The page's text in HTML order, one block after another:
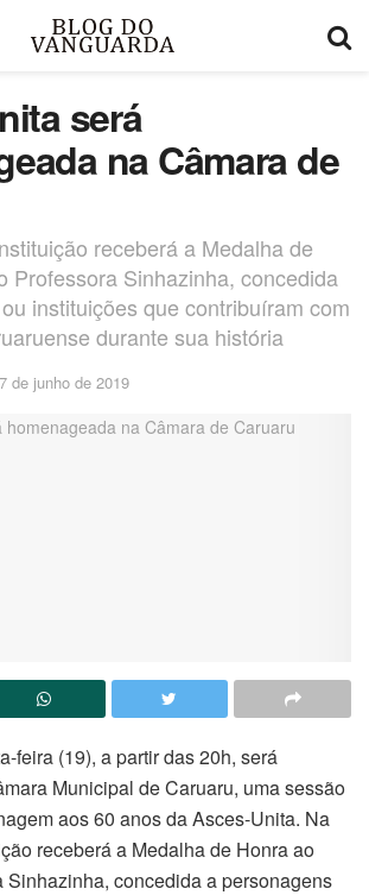
será
na Câmara de
receberá a Medalha de
Professora Sinhazinha, concedida
instituições que contribuíram com
durante sua história
de junho de 2019
feira (19), a partir das 20h, será
Municipal de Caruaru, uma sessão
aos 60 anos da Asces-Unita. Na
receberá a Medalha de Honra ao
Sinhazinha, concedida a personagens